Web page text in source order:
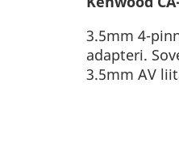
3.5mm 4-
adapteri.
3.5mm AV